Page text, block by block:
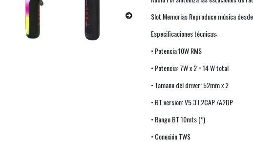
Slot Memorias Reproduce música
Especificaciones técnicas:
• Potencia 10W RMS
• Potencia: 7W x 2 = 14 W total
• Tamaño del driver: 52mm x 2
• BT version: V5.3 L2CAP /A2DP
• Rango BT 10mts (*)
• Conexión TWS